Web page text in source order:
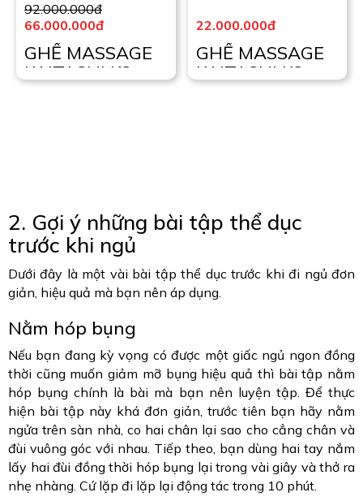
92.000.000đ
66.000.000đ
GHẾ MASSAGE
KAITASHI KS-
22.000.000đ
GHẾ MASSAGE
KAITASHI KS-
2. Gợi ý những bài tập thể dục
trước khi ngủ
Dưới đây là một vài bài tập thể dục trước khi đi ngủ đơn
giản, hiệu quả mà bạn nên áp dụng.
Nằm hóp bụng
Nếu bạn đang kỳ vọng có được một giấc ngủ ngon đồng
thời cũng muốn giảm mỡ bụng hiệu quả thì bài tập nằm
hóp bụng chính là bài mà bạn nên luyện tập. Để thực
hiện bài tập này khá đơn giản, trước tiên bạn hãy nằm
ngửa trên sàn nhà, co hai chân lại sao cho cẳng chân và
đùi vuông góc với nhau. Tiếp theo, bạn dùng hai tay nắm
lấy hai đùi đồng thời hóp bụng lại trong vài giây và thở ra
nhẹ nhàng. Cứ lặp đi lặp lại động tác trong 10 phút.